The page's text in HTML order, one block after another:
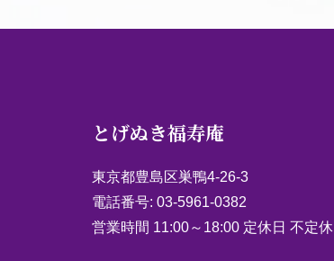
とげぬき福寿庵
東京都豊島区巣鴨4-26-3
電話番号: 03-5961-0382
営業時間 11:00～18:00 定休日 不定休